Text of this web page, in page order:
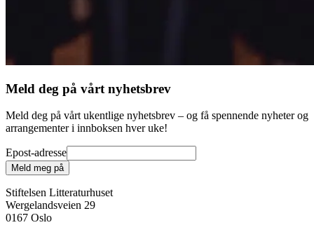
Meld deg på vårt nyhetsbrev
Meld deg på vårt ukentlige nyhetsbrev – og få spennende nyheter og
arrangementer i innboksen hver uke!
Epost-adresse
Meld meg på
Stiftelsen Litteraturhuset
Wergelandsveien 29
0167 Oslo